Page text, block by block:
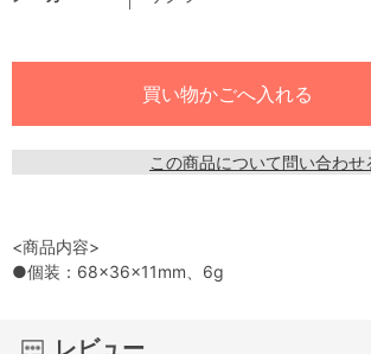
この商品について問い合わせ
<商品内容>
●個装：68×36×11mm、6g
レビュー